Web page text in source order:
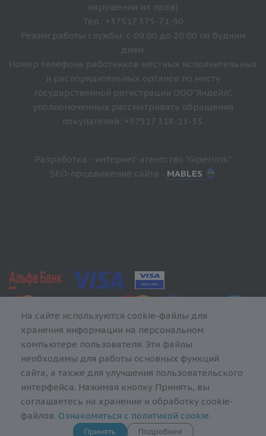
нарушении их прав)
Тел.: +37517 375-71-90
Режим работы службы: с 09:00 до 20:00 по будним
дням.
Номер телефона работников местных исполнительных
и распорядительных органов по месту
государственной регистрации ООО"Яндейл",
уполномоченных рассматривать обращения
покупателей: +37517 318-13-33.
Разработка - интернет-агентство "Giperlink"
SEO-продвижение сайта - MABLES
На сайте используются cookie-файлы для
хранения информации на персональном
компьютере пользователя. Эти файлы
необходимы для работы основных функций
сайта, а также для улучшения пользовательского
интерфейса. Нажимая кнопку Принять, вы
соглашаетесь на хранение и обработку cookie-
файлов. Ознакомиться с политикой cookie.
Принять Подробнее